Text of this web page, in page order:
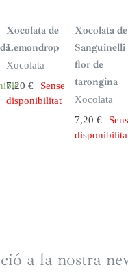
n
s
t
o
c
k
Xocolata de
Lemondrop
Xocolata
7,20€
Sense
disponibilitat
n
s
t
o
c
k
Xocolata de
Sanguinelli
flor de
tarongina
Xocolata
7,20 €
a la nostra